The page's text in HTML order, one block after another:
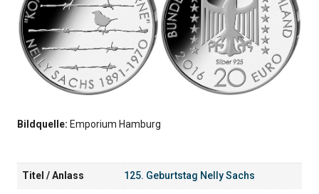
Bildquelle: Emporium Hamburg
Titel / Anlass 125. Geburtstag Nelly Sachs